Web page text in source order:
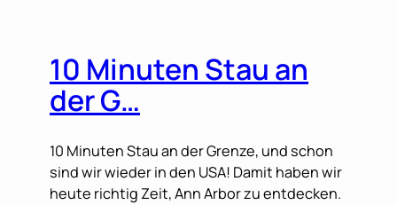
10 Minuten Stau an
der G…
10 Minuten Stau an der Grenze, und schon
sind wir wieder in den USA! Damit haben wir
heute richtig Zeit, Ann Arbor zu entdecken.